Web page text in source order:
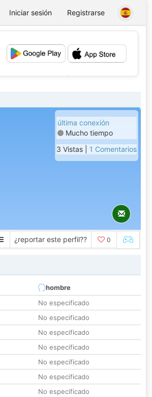
Iniciar sesión Registrarse
💕
última conexión
Mucho tiempo
3 Vistas | 1 Comentarios
¿reportar este perfil?? 0
hombre
No especificado
No especificado
No especificado
No especificado
No especificado
No especificado
No especificado